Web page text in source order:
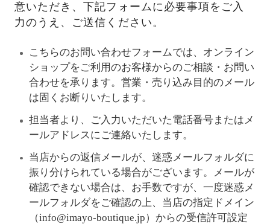
意いただき、下記フォームに必要事項をご入
力のうえ、ご送信ください。
こちらのお問い合わせフォームでは、オンライン
ショップをご利用のお客様からのご相談・お問い
合わせを承ります。営業・売り込み目的のメール
は固くお断りいたします。
担当者より、ご入力いただいた電話番号またはメ
ールアドレスにご連絡いたします。
当店からの返信メールが、迷惑メールフォルダに
振り分けられている場合がございます。メールが
確認できない場合は、お手数ですが、一度迷惑メ
ールフォルダをご確認の上、当店の指定ドメイン
（info@imayo-boutique.jp）からの受信許可設定